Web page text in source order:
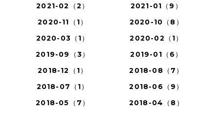
2021-02（2）
2021-01（9）
2020-11（1）
2020-10（8）
2020-03（1）
2020-02（1）
2019-09（3）
2019-01（6）
2018-12（1）
2018-08（7）
2018-07（1）
2018-06（9）
2018-05（7）
2018-04（8）